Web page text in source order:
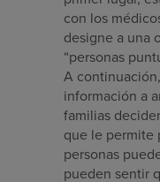
con los
designe a una
“personas
A
información a
familias
que le permite
personas
pueden sentir